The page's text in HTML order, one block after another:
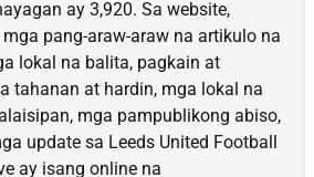
ay 3,920. Sa website,
pang-araw-araw na artikulo na
lokal na balita, pagkain at
tahanan at hardin, mga lokal na
mga pampublikong abiso,
update sa Leeds United Football
ay isang online na